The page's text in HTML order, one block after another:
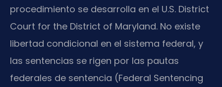
procedimiento se desarrolla en el U.S. District
Court for the District of Maryland. No existe
libertad condicional en el sistema federal, y
las sentencias se rigen por las pautas
federales de sentencia (Federal Sentencing